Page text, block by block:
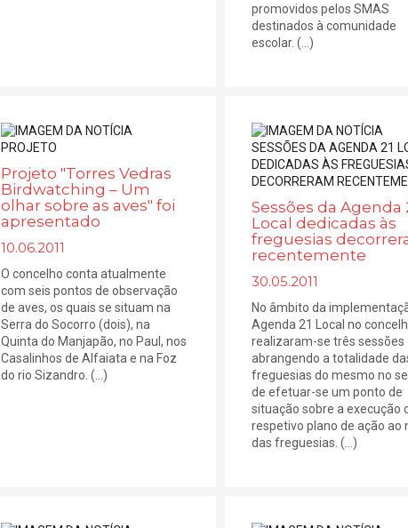
promovidos pelos SMAS
destinados à comunidade
escolar. (...)
Projeto "Torres Vedras
Birdwatching – Um
olhar sobre as aves" foi
apresentado
10.06.2011
O concelho conta atualmente
com seis pontos de observação
de aves, os quais se situam na
Serra do Socorro (dois), na
Quinta do Manjapão, no Paul, nos
Casalinhos de Alfaiata e na Foz
do rio Sizandro. (...)
Sessões da Agenda
Local dedicadas às
freguesias
recentemente
30.05.2011
No âmbito da
Agenda 21 Local no
realizaram-se três sessões
abrangendo a totalidade
freguesias do mesmo no
de efetuar-se um ponto de
situação sobre a execução
respetivo plano de ação ao
das freguesias. (...)